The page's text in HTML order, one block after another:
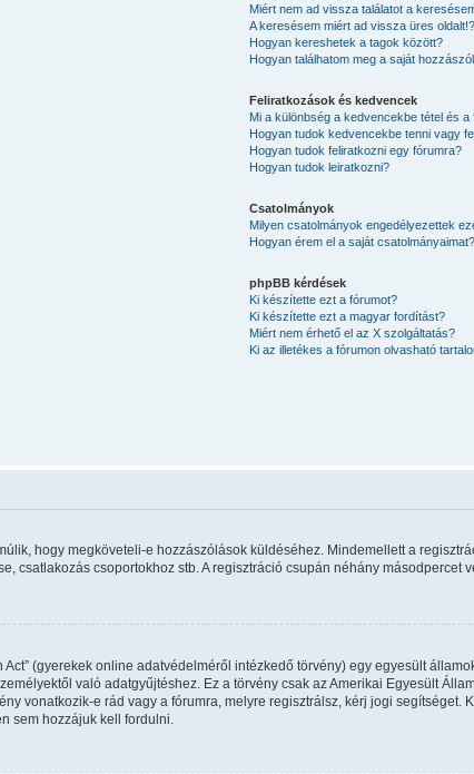
Miért nem ad vissza találatot a
A keresésem miért ad vissza üres oldalt!?
Hogyan kereshetek a tagok között?
Hogyan találhatom meg a saját
Feliratkozások és kedvencek
Mi a különbség a kedvencekbe tétel és
Hogyan tudok kedvencekbe tenni vagy
Hogyan tudok feliratkozni egy fórumra?
Hogyan tudok leiratkozni?
Csatolmányok
Milyen csatolmányok engedélyezettek
Hogyan érem el a saját csatolmányaimat?
phpBB kérdések
Ki készítette ezt a fórumot?
Ki készítette ezt a magyar fordítást?
Miért nem érhető el az X szolgáltatás?
Ki az illetékes a fórumon olvasható
hogy megköveteli-e hozzászólások küldéséhez. Mindemellett a
csatlakozás csoportokhoz stb. A regisztráció csupán néhány másodpercet
(gyerekek online adatvédelméről intézkedő törvény) egy egyesült
való adatgyűjtéshez. Ez a törvény csak az Amerikai Egyesült
vonatkozik-e rád vagy a fórumra, melyre regisztrálsz, kérj jogi segítséget.
sem hozzájuk kell fordulni.